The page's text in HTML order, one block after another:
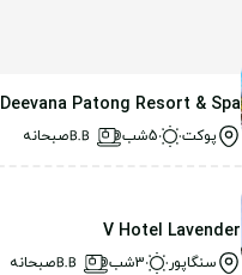
Deevana Patong Resort & Spa
پوکت 5شب صبحانه
V Hotel Lavender
سنگاپور 3شب صبحانه